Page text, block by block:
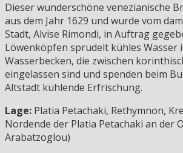
Dieser wunderschöne venezianische
aus dem Jahr 1629 und wurde vom
Stadt, Alvise Rimondi, in Auftrag
Löwenköpfen sprudelt kühles Wasser
Wasserbecken, die zwischen
eingelassen sind und spenden beim
Altstadt kühlende Erfrischung.
Lage: Platia Petachaki, Rethymnon,
Nordende der Platia Petachaki an der
Arabatzoglou)